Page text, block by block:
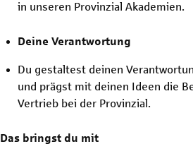
in unseren Provinzial Akademien.
Deine Verantwortung
Du gestaltest deinen
und prägst mit deinen Ideen die
Vertrieb bei der Provinzial.
Das bringst du mit